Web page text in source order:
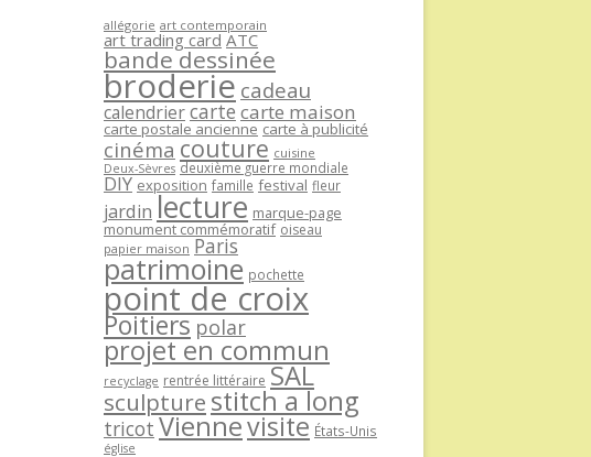
allégorie art contemporain
art trading card ATC
bande dessinée
broderie cadeau
calendriercartecarte maison
carte postale ancienne carte à publicité
cinéma couture cuisine
Deux-Sèvres deuxième guerre mondiale
DIY exposition famille festival fleur
jardin lecture marque-page
monument commémoratif oiseau
papier maison Paris
patrimoine pochette
point de croix
Poitiers polar
projet en commun
recyclage rentrée littéraire SAL
sculpture stitch a long
tricot Viennevisite États-Unis
église